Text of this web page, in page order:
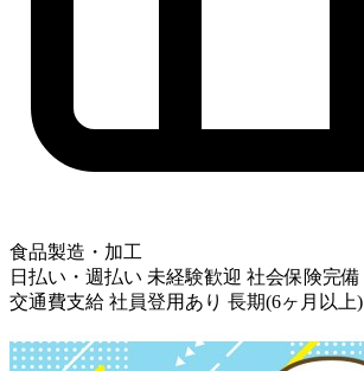
食品製造・加工
日払い・週払い 未経験歓迎 社会保険完備
交通費支給 社員登用あり 長期(6ヶ月以上)